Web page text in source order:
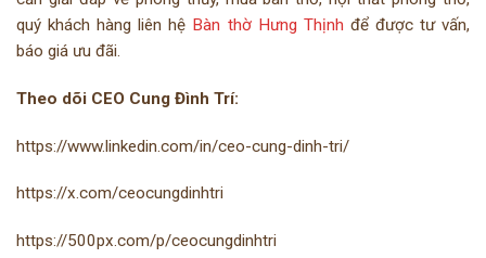
quý khách hàng liên hệ Bàn thờ Hưng Thịnh để được tư vấn,
báo giá ưu đãi.
Theo dõi CEO Cung Đình Trí:
https://www.linkedin.com/in/ceo-cung-dinh-tri/
https://x.com/ceocungdinhtri
https://500px.com/p/ceocungdinhtri